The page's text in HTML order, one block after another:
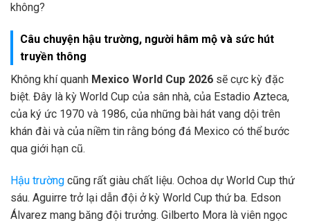
không?
Câu chuyện hậu trường, người hâm mộ và sức hút
truyền thông
Không khí quanh Mexico World Cup 2026 sẽ cực kỳ đặc
biệt. Đây là kỳ World Cup của sân nhà, của Estadio Azteca,
của ký ức 1970 và 1986, của những bài hát vang dội trên
khán đài và của niềm tin rằng bóng đá Mexico có thể bước
qua giới hạn cũ.
Hậu trường cũng rất giàu chất liệu. Ochoa dự World Cup thứ
sáu. Aguirre trở lại dẫn đội ở kỳ World Cup thứ ba. Edson
Álvarez mang băng đội trưởng. Gilberto Mora là viên ngọc